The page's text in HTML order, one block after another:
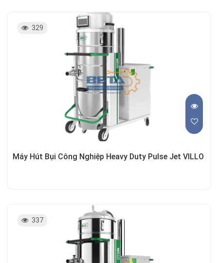
329
Máy Hút Bụi Công Nghiệp Heavy Duty Pulse Jet VILLO
337